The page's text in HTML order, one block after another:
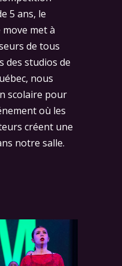
5 ans, le
met à
de tous
des studios de
nous
scolaire pour
où les
créent une
notre salle.